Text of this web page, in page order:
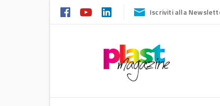
Iscriviti alla